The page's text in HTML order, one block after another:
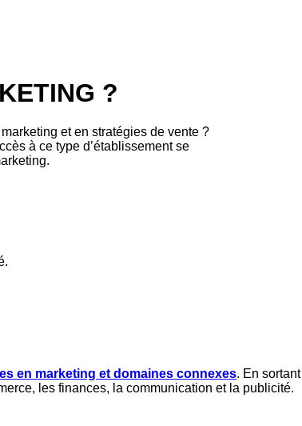
?
et en stratégies de vente ?
à ce type d’établissement se
en marketing et domaines connexes. En
les finances, la communication et la publicité.